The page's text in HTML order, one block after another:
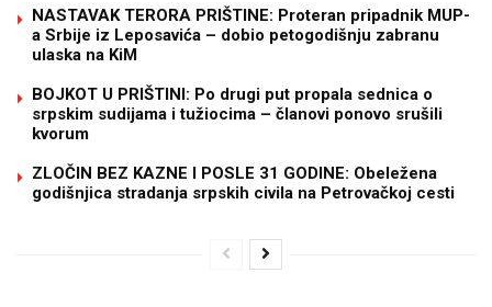
NASTAVAK TERORA PRIŠTINE: Proteran pripadnik MUP-
a Srbije iz Leposavića – dobio petogodišnju zabranu
ulaska na KiM
BOJKOT U PRIŠTINI: Po drugi put propala sednica o
srpskim sudijama i tužiocima – članovi ponovo srušili
kvorum
ZLOČIN BEZ KAZNE I POSLE 31 GODINE: Obeležena
godišnjica stradanja srpskih civila na Petrovačkoj cesti